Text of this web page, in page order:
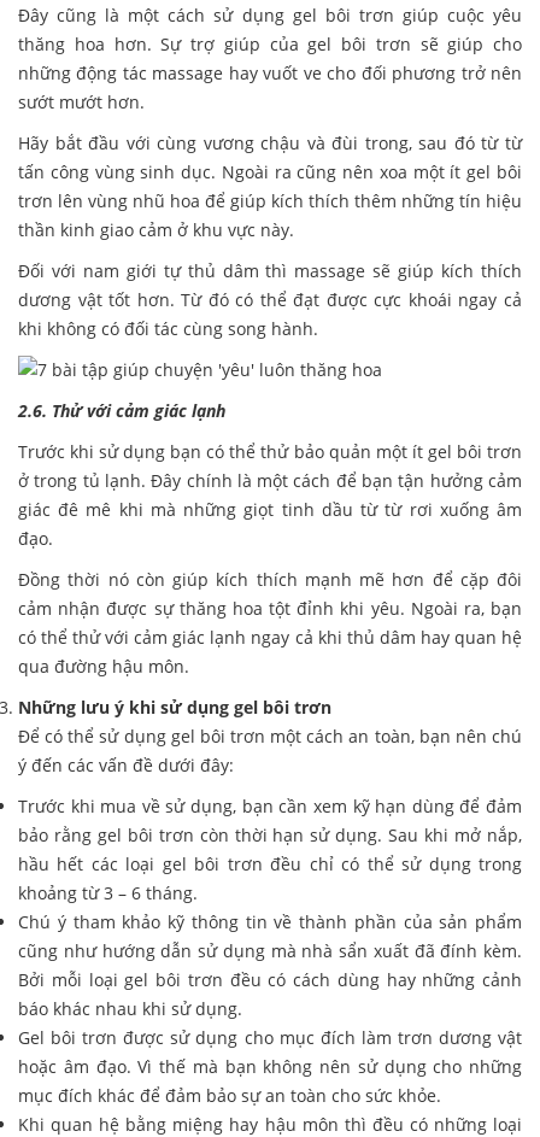
Đây cũng là một cách sử dụng gel bôi trơn giúp cuộc yêu
thăng hoa hơn. Sự trợ giúp của gel bôi trơn sẽ giúp cho
những động tác massage hay vuốt ve cho đối phương trở nên
sướt mướt hơn.
Hãy bắt đầu với cùng vương chậu và đùi trong, sau đó từ từ
tấn công vùng sinh dục. Ngoài ra cũng nên xoa một ít gel bôi
trơn lên vùng nhũ hoa để giúp kích thích thêm những tín hiệu
thần kinh giao cảm ở khu vực này.
Đối với nam giới tự thủ dâm thì massage sẽ giúp kích thích
dương vật tốt hơn. Từ đó có thể đạt được cực khoái ngay cả
khi không có đối tác cùng song hành.
2.6. Thử với cảm giác lạnh
Trước khi sử dụng bạn có thể thử bảo quản một ít gel bôi trơn
ở trong tủ lạnh. Đây chính là một cách để bạn tận hưởng cảm
giác đê mê khi mà những giọt tinh dầu từ từ rơi xuống âm
đạo.
Đồng thời nó còn giúp kích thích mạnh mẽ hơn để cặp đôi
cảm nhận được sự thăng hoa tột đỉnh khi yêu. Ngoài ra, bạn
có thể thử với cảm giác lạnh ngay cả khi thủ dâm hay quan hệ
qua đường hậu môn.
Những lưu ý khi sử dụng gel bôi trơn
Để có thể sử dụng gel bôi trơn một cách an toàn, bạn nên chú
ý đến các vấn đề dưới đây:
Trước khi mua về sử dụng, bạn cần xem kỹ hạn dùng để đảm
bảo rằng gel bôi trơn còn thời hạn sử dụng. Sau khi mở nắp,
hầu hết các loại gel bôi trơn đều chỉ có thể sử dụng trong
khoảng từ 3 – 6 tháng.
Chú ý tham khảo kỹ thông tin về thành phần của sản phẩm
cũng như hướng dẫn sử dụng mà nhà sẩn xuất đã đính kèm.
Bởi mỗi loại gel bôi trơn đều có cách dùng hay những cảnh
báo khác nhau khi sử dụng.
Gel bôi trơn được sử dụng cho mục đích làm trơn dương vật
hoặc âm đạo. Vì thế mà bạn không nên sử dụng cho những
mục đích khác để đảm bảo sự an toàn cho sức khỏe.
Khi quan hệ bằng miệng hay hậu môn thì đều có những loại